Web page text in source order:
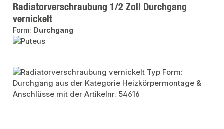
Radiatorverschraubung 1/2 Zoll Durchgang
vernickelt
Form: Durchgang
Bildergalerie überspringen